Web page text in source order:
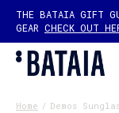
THE BATAIA GIFT
GEAR CHECK OUT
Home / Demos